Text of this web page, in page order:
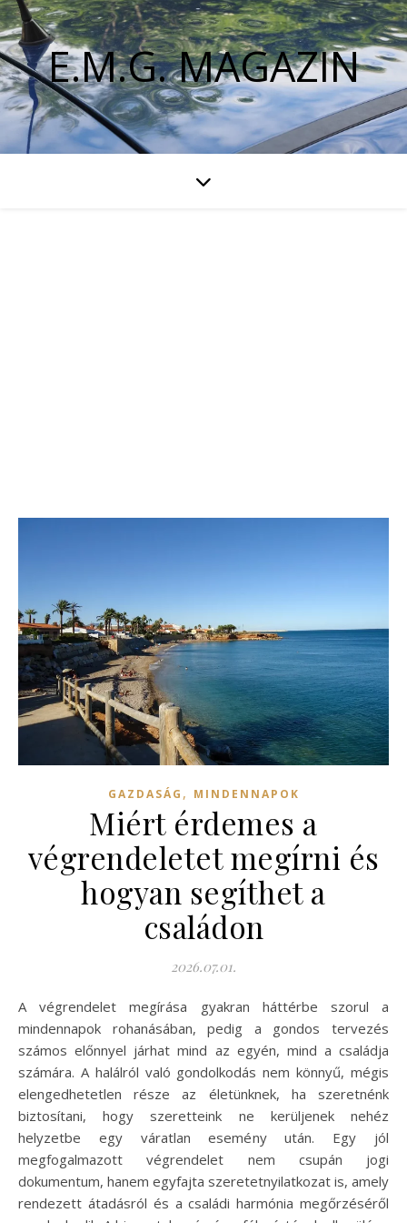
E.M.G. MAGAZIN
GAZDASÁG , MINDENNAPOK
Miért érdemes a
végrendeletet megírni és
hogyan segíthet a
családon
2026.07.01.
A végrendelet megírása gyakran háttérbe szorul a
mindennapok rohanásában, pedig a gondos tervezés
számos előnnyel járhat mind az egyén, mind a családja
számára. A halálról való gondolkodás nem könnyű, mégis
elengedhetetlen része az életünknek, ha szeretnénk
biztosítani, hogy szeretteink ne kerüljenek nehéz
helyzetbe egy váratlan esemény után. Egy jól
megfogalmazott végrendelet nem csupán jogi
dokumentum, hanem egyfajta szeretetnyilatkozat is, amely
rendezett átadásról és a családi harmónia megőrzéséről